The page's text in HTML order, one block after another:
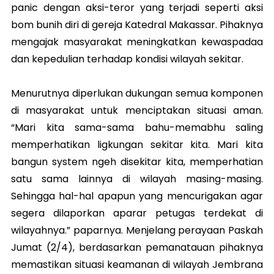
panic dengan aksi-teror yang terjadi seperti aksi
bom bunih diri di gereja Katedral Makassar. Pihaknya
mengajak masyarakat meningkatkan kewaspadaa
dan kepedulian terhadap kondisi wilayah sekitar.
Menurutnya diperlukan dukungan semua komponen
di masyarakat untuk menciptakan situasi aman.
“Mari kita sama-sama bahu-memabhu saling
memperhatikan ligkungan sekitar kita. Mari kita
bangun system ngeh disekitar kita, memperhatian
satu sama lainnya di wilayah masing-masing.
Sehingga hal-hal apapun yang mencurigakan agar
segera dilaporkan aparar petugas terdekat di
wilayahnya.” paparnya. Menjelang perayaan Paskah
Jumat (2/4), berdasarkan pemanatauan pihaknya
memastikan situasi keamanan di wilayah Jembrana